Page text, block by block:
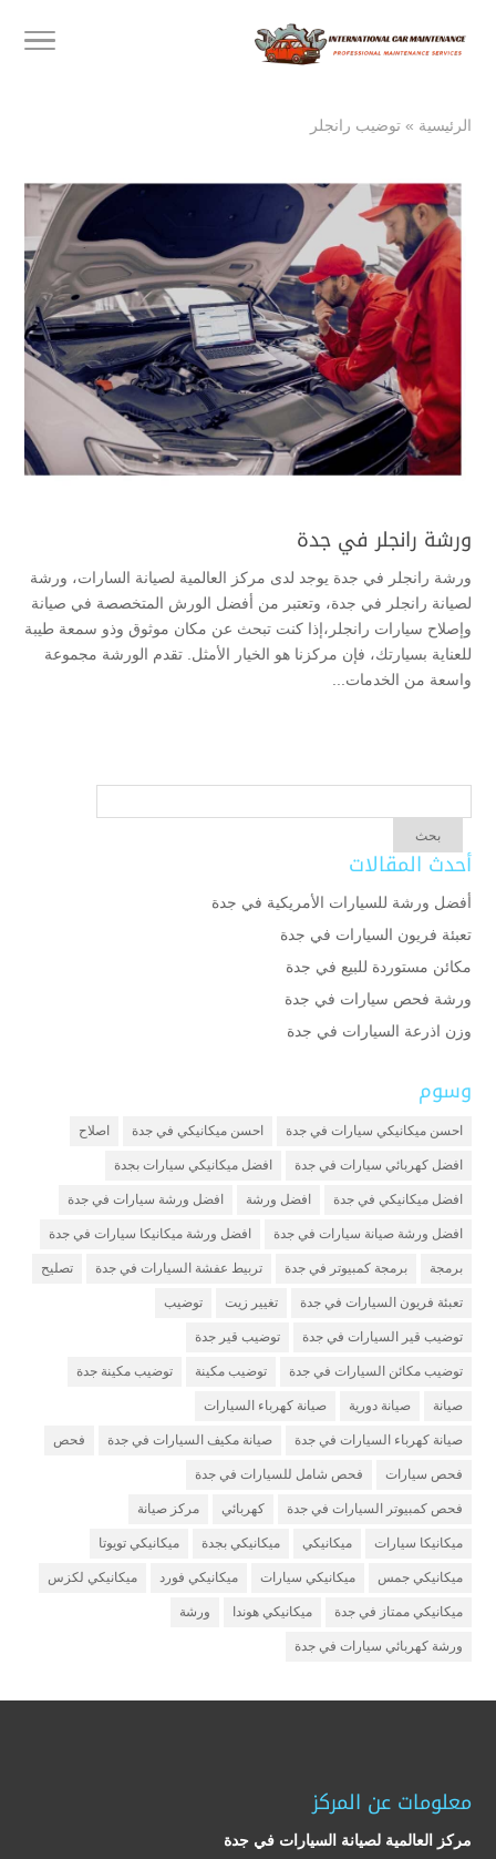
الرئيسية » توضيب رانجلر
ورشة رانجلر في جدة
ورشة رانجلر في جدة يوجد لدى مركز العالمية لصيانة السارات، ورشة
لصيانة رانجلر في جدة، وتعتبر من أفضل الورش المتخصصة في صيانة
وإصلاح سيارات رانجلر،إذا كنت تبحث عن مكان موثوق وذو سمعة طيبة
للعناية بسيارتك، فإن مركزنا هو الخيار الأمثل. تقدم الورشة مجموعة
واسعة من الخدمات...
أحدث المقالات
أفضل ورشة للسيارات الأمريكية في جدة
تعبئة فريون السيارات في جدة
مكائن مستوردة للبيع في جدة
ورشة فحص سيارات في جدة
وزن اذرعة السيارات في جدة
وسوم
احسن ميكانيكي سيارات في جدة احسن ميكانيكي في جدة اصلاح
افضل كهربائي سيارات في جدة افضل ميكانيكي سيارات بجدة
افضل ميكانيكي في جدة افضل ورشة افضل ورشة سيارات في جدة
افضل ورشة صيانة سيارات في جدة افضل ورشة ميكانيكا سيارات في جدة
برمجة برمجة كمبيوتر في جدة تربيط عفشة السيارات في جدة تصليح
تعبئة فريون السيارات في جدة تغيير زيت توضيب
توضيب قير السيارات في جدة توضيب قير جدة
توضيب مكائن السيارات في جدة توضيب مكينة توضيب مكينة جدة
صيانة صيانة دورية صيانة كهرباء السيارات
صيانة كهرباء السيارات في جدة صيانة مكيف السيارات في جدة فحص
فحص سيارات فحص شامل للسيارات في جدة
فحص كمبيوتر السيارات في جدة كهربائي مركز صيانة
ميكانيكا سيارات ميكانيكي ميكانيكي بجدة ميكانيكي تويوتا
ميكانيكي جمس ميكانيكي سيارات ميكانيكي فورد ميكانيكي لكزس
ميكانيكي ممتاز في جدة ميكانيكي هوندا ورشة
ورشة كهربائي سيارات في جدة
معلومات عن المركز
مركز العالمية لصيانة السيارات في جدة